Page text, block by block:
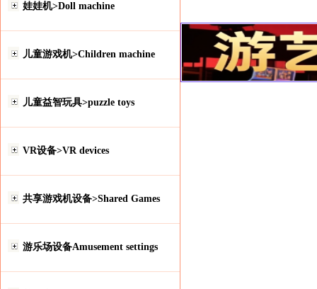
娃娃机>Doll machine
儿童游戏机>Children machine
儿童益智玩具>puzzle toys
VR设备>VR devices
共享游戏机设备>Shared Games
游乐场设备Amusement settings